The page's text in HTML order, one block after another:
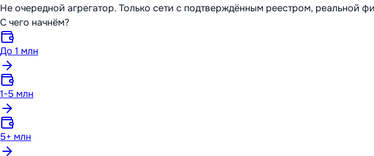
Не очередной агрегатор. Только сети с подтверждённым реестром, реальной
С чего начнём?
До 1 млн
1-5 млн
5+ млн